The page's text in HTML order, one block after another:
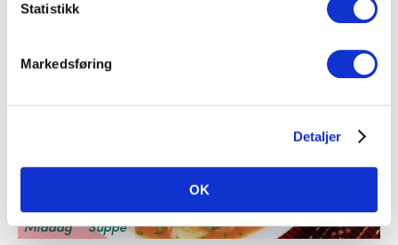
Statistikk
Markedsføring
Detaljer
OK
Middag Suppe